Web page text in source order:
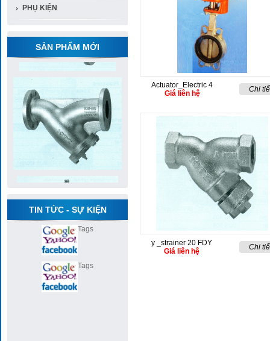
PHỤ KIỆN
SẢN PHẨM MỚI
TIN TỨC - SỰ KIỆN
Tags
Tags
Actuator_Electric 4
Giá liên hệ
Chi
y _strainer 20 FDY
Giá liên hệ
Chi